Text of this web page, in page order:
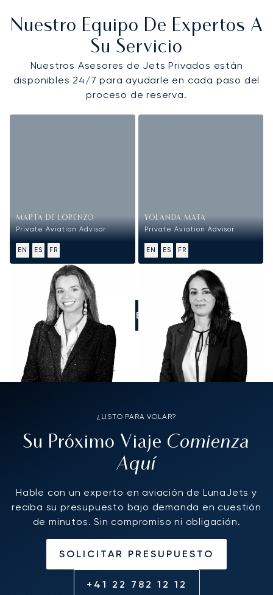
Nuestro Equipo De Expertos A
Su Servicio
Nuestros Asesores de Jets Privados están
disponibles 24/7 para ayudarle en cada paso del
proceso de reserva.
MARTA DE LORENZO
Private Aviation Advisor
EN ES FR
YOLANDA MATA
Private Aviation Advisor
EN ES FR
LLÁMENOS
¿LISTO PARA VOLAR?
Su Próximo Viaje Comienza
Aquí
Hable con un experto en aviación de LunaJets y
reciba su presupuesto bajo demanda en cuestión
de minutos. Sin compromiso ni obligación.
SOLICITAR PRESUPUESTO
+41 22 782 12 12